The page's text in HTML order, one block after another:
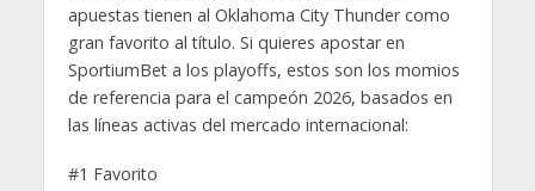
apuestas tienen al Oklahoma City Thunder como
gran favorito al título. Si quieres apostar en
SportiumBet a los playoffs, estos son los momios
de referencia para el campeón 2026, basados en
las líneas activas del mercado internacional:
#1 Favorito